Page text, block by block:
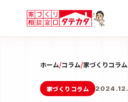
ホーム/コラム/家づくりコラム
家づくりコラム